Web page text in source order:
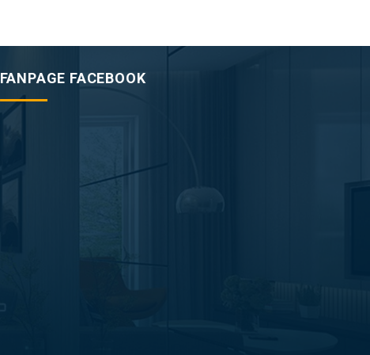
FANPAGE FACEBOOK